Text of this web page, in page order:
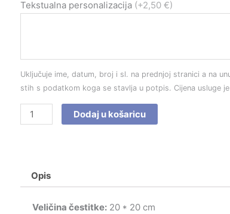
Tekstualna personalizacija (+2,50 €)
Uključuje ime, datum, broj i sl. na prednjoj stranici a na
stih s podatkom koga se stavlja u potpis. Cijena usluge
Čestitka
Dodaj u košaricu
Opis
Veličina čestitke: 20 * 20 cm